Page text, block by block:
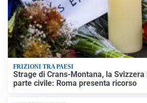
FRIZIONI TRA PAESI
Strage di Crans-Montana, la Svizzera
parte civile: Roma presenta ricorso